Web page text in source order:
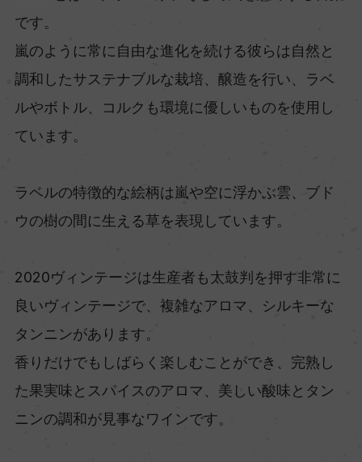
です。
嵐のように常に自由な進化を続ける彼らは自然と
調和したサステナブルな栽培、醸造を行い、ラベ
ルやボトル、コルクも環境に優しいものを使用し
ています。
ラベルの特徴的な絵柄は嵐や空に浮かぶ雲、ブド
ウの樹の間に生える草を表現しています。
2020ヴィンテージは生産者も太鼓判を押す非常に
良いヴィンテージで、複雑なアロマ、シルキーな
タンニンがあります。
香りだけでもしばらく楽しむことができ、完熟し
た果実味とスパイスのアロマ、美しい酸味とタン
ニンの調和が見事なワインです。